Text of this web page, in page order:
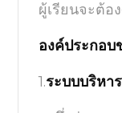
ผู้เรียนจะต้อ
องค์ประกอบ
1.ระบบบริหา